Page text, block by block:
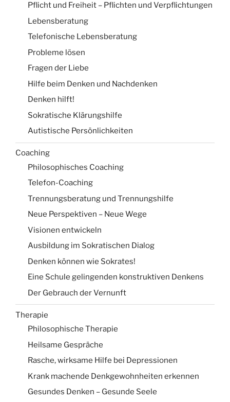
Pflicht und Freiheit – Pflichten und Verpflichtungen
Lebensberatung
Telefonische Lebensberatung
Probleme lösen
Fragen der Liebe
Hilfe beim Denken und Nachdenken
Denken hilft!
Sokratische Klärungshilfe
Autistische Persönlichkeiten
Coaching
Philosophisches Coaching
Telefon-Coaching
Trennungsberatung und Trennungshilfe
Neue Perspektiven – Neue Wege
Visionen entwickeln
Ausbildung im Sokratischen Dialog
Denken können wie Sokrates!
Eine Schule gelingenden konstruktiven Denkens
Der Gebrauch der Vernunft
Therapie
Philosophische Therapie
Heilsame Gespräche
Rasche, wirksame Hilfe bei Depressionen
Krank machende Denkgewohnheiten erkennen
Gesundes Denken – Gesunde Seele